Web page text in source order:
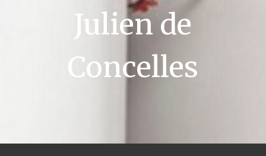
Julien de
Concelles